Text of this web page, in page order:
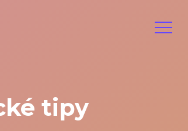
tipy